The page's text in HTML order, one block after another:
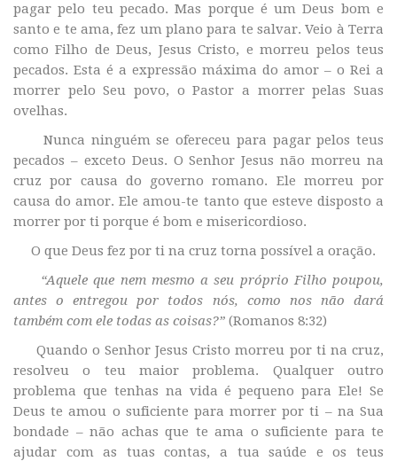
pagar pelo teu pecado. Mas porque é um Deus bom e
santo e te ama, fez um plano para te salvar. Veio à Terra
como Filho de Deus, Jesus Cristo, e morreu pelos teus
pecados. Esta é a expressão máxima do amor – o Rei a
morrer pelo Seu povo, o Pastor a morrer pelas Suas
ovelhas.
Nunca ninguém se ofereceu para pagar pelos teus
pecados – exceto Deus. O Senhor Jesus não morreu na
cruz por causa do governo romano. Ele morreu por
causa do amor. Ele amou-te tanto que esteve disposto a
morrer por ti porque é bom e misericordioso.
O que Deus fez por ti na cruz torna possível a oração.
“Aquele que nem mesmo a seu próprio Filho poupou,
antes o entregou por todos nós, como nos não dará
também com ele todas as coisas?” (Romanos 8:32)
Quando o Senhor Jesus Cristo morreu por ti na cruz,
resolveu o teu maior problema. Qualquer outro
problema que tenhas na vida é pequeno para Ele! Se
Deus te amou o suficiente para morrer por ti – na Sua
bondade – não achas que te ama o suficiente para te
ajudar com as tuas contas, a tua saúde e os teus